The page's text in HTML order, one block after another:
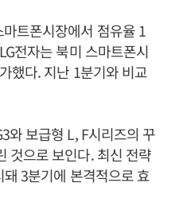
트폰시장에서 점유율 1
전자는 북미 스마트폰시
했다. 지난 1분기와 비교
와 보급형 L, F시리즈의 꾸
것으로 보인다. 최신 전략
3분기에 본격적으로 효